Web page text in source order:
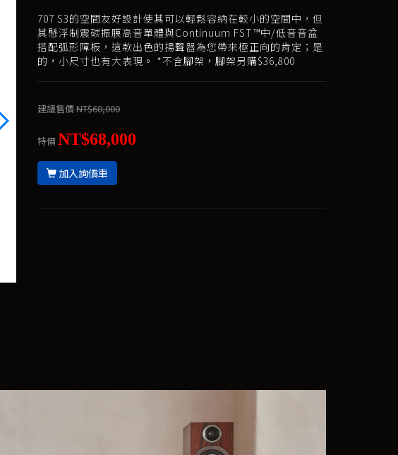
707 S3的空間友好設計使其可以輕鬆容納在較小的空間中，但
其懸浮制震碳振膜高音單體與Continuum FST™中/低音音盆
搭配弧形障板，這款出色的揚聲器為您帶來極正向的肯定；是
的，小尺寸也有大表現。 *不含腳架，腳架另購$36,800
建議售價NT$68,000
特價NT$68,000
加入詢價車